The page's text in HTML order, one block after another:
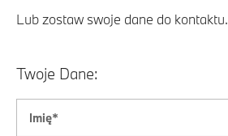
Lub zostaw swoje dane do kontaktu.
Twoje Dane: